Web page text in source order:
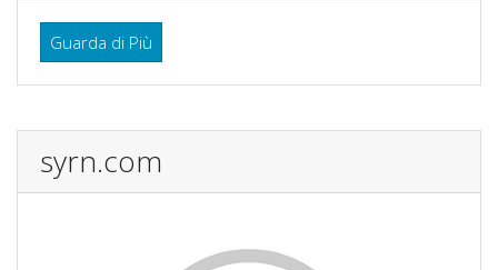
Guarda di Più
syrn.com